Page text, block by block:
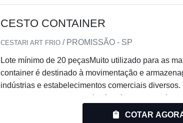
CESTO CONTAINER
CESTARI ART FRIO / PROMISSÃO - SP
Lote mínimo de 20 peçasMuito utilizado para as
container é destinado à movimentação e
indústrias e estabelecimentos comerciais
consegue manter o controle virtual com os
com mais facilidade devido ao acesso
COTAR